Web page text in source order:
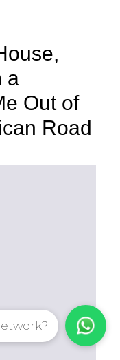
a
Out of
Road